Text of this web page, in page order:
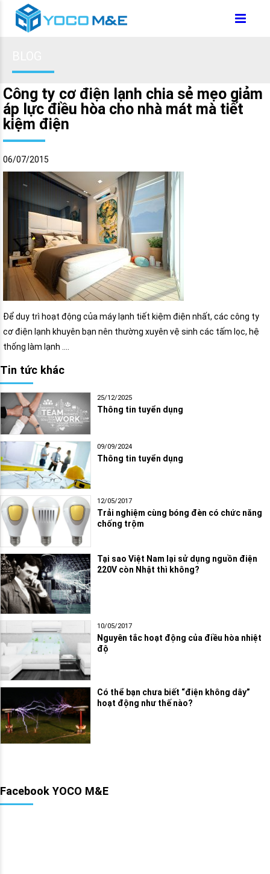
Công ty cơ điện lạnh chia sẻ mẹo giảm
áp lực điều hòa cho nhà mát mà tiết
kiệm điện
06/07/2015
Để duy trì hoạt động của máy lạnh tiết kiệm điện nhất, các công ty
cơ điện lạnh khuyên bạn nên thường xuyên vệ sinh các tấm lọc, hệ
thống làm lạnh ….
Tin tức khác
25/12/2025
Thông tin tuyển dụng
09/09/2024
Thông tin tuyển dụng
12/05/2017
Trải nghiệm cùng bóng đèn có chức năng
chống trộm
Tại sao Việt Nam lại sử dụng nguồn điện
220V còn Nhật thì không?
10/05/2017
Nguyên tắc hoạt động của điều hòa nhiệt
độ
Có thể bạn chưa biết “điện không dây”
hoạt động như thế nào?
Facebook YOCO M&E